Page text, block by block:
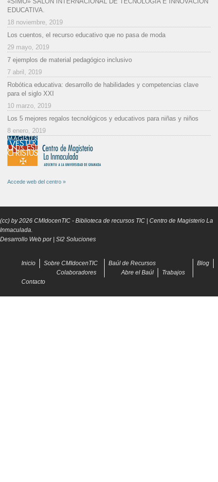
EDUCATIVA.
18 noviembre, 2019
Los cuentos, el recurso educativo que no pasa de moda
29 mayo, 2019
7 ejemplos de material pedagógico inclusivo
7 abril, 2019
Robótica educativa: desarrollo de habilidades y competencias clave
para el siglo XXI
10 marzo, 2019
Los 5 mejores regalos tecnológicos y educativos para niñas y niños
8 enero, 2019
Accede web del centro »
(cc) by2026 CMIdocenTIC - Biblioteca de recursos TIC | Centro de Magisterio La
Inmaculada.
Desarrollo Web por | SI2 Soluciones
Inicio
Sobre CMIdocenTIC
Colaboradores
Baúl de Recursos
Abre el Baúl
Trabajos
Blog
Contacto